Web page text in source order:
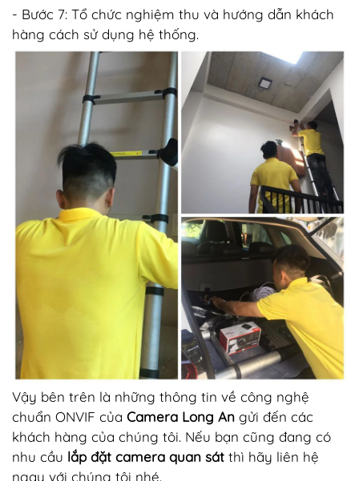
- Bước 7: Tổ chức nghiệm thu và hướng dẫn khách
hàng cách sử dụng hệ thống.
Vậy bên trên là những thông tin về công nghệ
chuẩn ONVIF của Camera Long An gửi đến các
khách hàng của chúng tôi. Nếu bạn cũng đang có
nhu cầu lắp đặt camera quan sát thì hãy liên hệ
ngay với chúng tôi nhé.